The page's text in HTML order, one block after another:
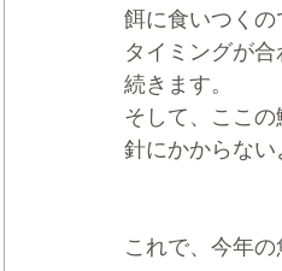
餌に食いつく
タイミングが
続きます。
そして、ここ
針にかからない
これで、今年